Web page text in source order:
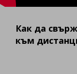
Как да
към